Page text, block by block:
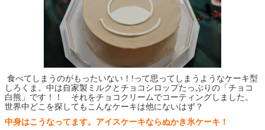
食べてしまうのがもったいない！!って思ってしまうようなケーキ型
しろくま。中は自家製ミルクとチョコシロップたっぷりの「チョコ
白熊」です！！ それをチョコクリームでコーティングしました。
世界中どこを探してもこんなケーキは他にないはず？
中身はこうなってます。アイスケーキならぬかき氷ケーキ！